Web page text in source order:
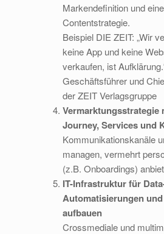
Markendefinition und
Contentstrategie.
Beispiel DIE ZEIT: „Wir
keine App und keine
verkaufen, ist
Geschäftsführer und
der ZEIT Verlagsgruppe
Vermarktungsstrategie
Journey, Services und
Kommunikationskanäle
managen, vermehrt
(z.B. Onboardings)
IT-Infrastruktur für
Automatisierungen
aufbauen
Crossmediale und